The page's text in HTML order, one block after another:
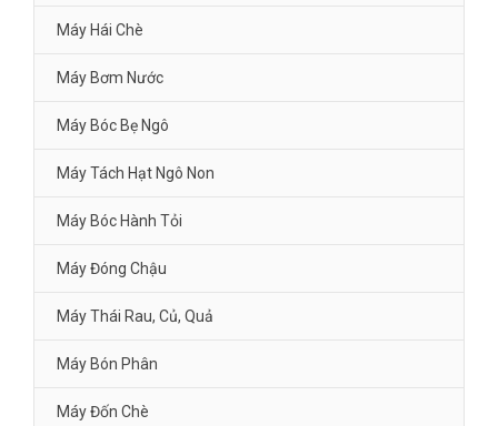
Máy Hái Chè
Máy Bơm Nước
Máy Bóc Bẹ Ngô
Máy Tách Hạt Ngô Non
Máy Bóc Hành Tỏi
Máy Đóng Chậu
Máy Thái Rau, Củ, Quả
Máy Bón Phân
Máy Đốn Chè